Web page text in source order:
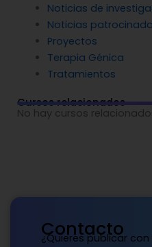
Noticias de
Noticias
Proyectos
Terapia Génica
Tratamientos
Cursos relacionados
No hay cursos
Contacto
¿Quieres publicar